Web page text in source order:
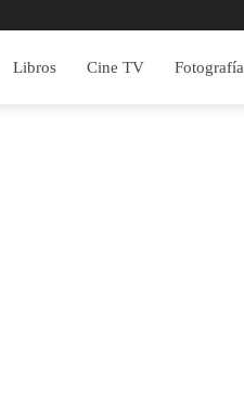
Libros Cine TV Fotografía